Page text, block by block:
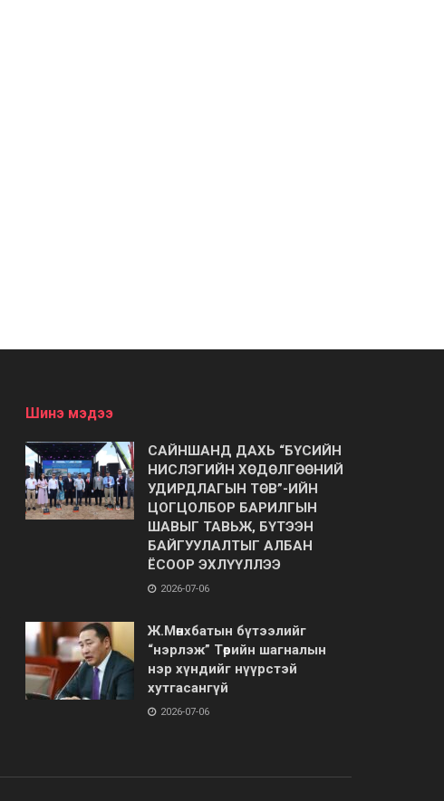
Шинэ мэдээ
САЙНШАНД ДАХЬ “БҮСИЙН
НИСЛЭГИЙН ХӨДӨЛГӨӨНИЙ
УДИРДЛАГЫН ТӨВ”-ИЙН
ЦОГЦОЛБОР БАРИЛГЫН
ШАВЫГ ТАВЬЖ, БҮТЭЭН
БАЙГУУЛАЛТЫГ АЛБАН
ЁСООР ЭХЛҮҮЛЛЭЭ
2026-07-06
Ж.Мөнхбатын бүтээлийг
“нэрлэж” Төрийн шагналын
нэр хүндийг нүүрстэй
хутгасангүй
2026-07-06